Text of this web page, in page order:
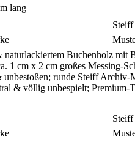
lang
naturlackiertem Buchenholz
1 cm x 2 cm großes Messing-
runde Steiff
& völlig unbespielt; Premium-